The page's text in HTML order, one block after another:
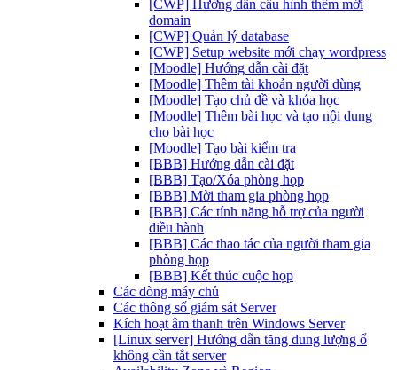
[CWP] Hướng dẫn cấu hình thêm mới
domain
[CWP] Quản lý database
[CWP] Setup website mới chạy wordpress
[Moodle] Hướng dẫn cài đặt
[Moodle] Thêm tài khoản người dùng
[Moodle] Tạo chủ đề và khóa học
[Moodle] Thêm bài học và tạo nội dung
cho bài học
[Moodle] Tạo bài kiểm tra
[BBB] Hướng dẫn cài đặt
[BBB] Tạo/Xóa phòng họp
[BBB] Mời tham gia phòng họp
[BBB] Các tính năng hỗ trợ của người
điều hành
[BBB] Các thao tác của người tham gia
phòng họp
[BBB] Kết thúc cuộc họp
Các dòng máy chủ
Các thông số giám sát Server
Kích hoạt âm thanh trên Windows Server
[Linux server] Hướng dẫn tăng dung lượng ổ
không cần tắt server